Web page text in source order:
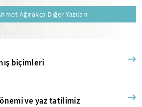
Ağırakça Diğer Yazıları
biçimleri
ve yaz tatilimiz